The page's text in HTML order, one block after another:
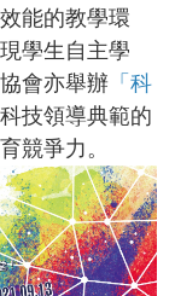
能的教學環
學生自主學
會亦舉辦 「科
技領導典範的
競爭力。